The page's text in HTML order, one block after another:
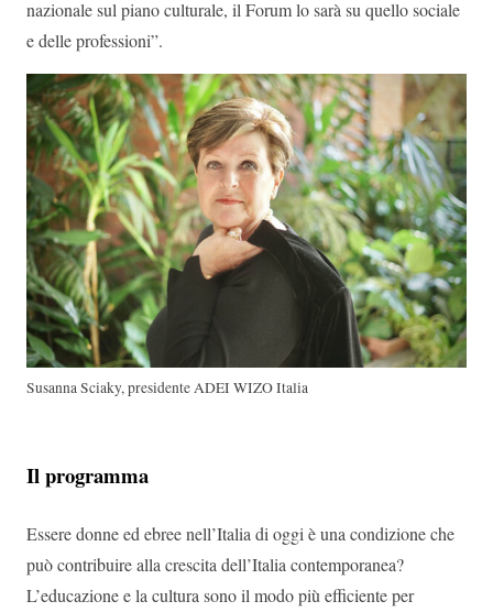
nazionale sul piano culturale, il Forum lo sarà su quello sociale
e delle professioni”.
Susanna Sciaky, presidente ADEI WIZO Italia
Il programma
Essere donne ed ebree nell’Italia di oggi è una condizione che
può contribuire alla crescita dell’Italia contemporanea?
L’educazione e la cultura sono il modo più efficiente per